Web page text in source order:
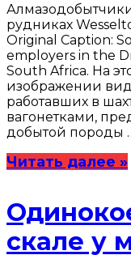
рудниках
Original Caption:
employers in the
South Africa. На
изображении
работавших в
вагонетками,
добытой породы
Читать далее »
скале у